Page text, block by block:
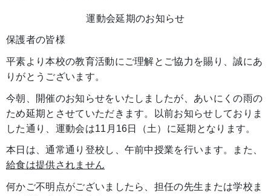
運動会延期のお知らせ
保護者の皆様
平素より本校の教育活動にご理解とご協力を賜り、誠にあ
りがとうございます。
今朝、開催のお知らせをいたしましたが、あいにくの雨の
ため延期とさせていただきます。以前お知らせしておりま
した通り、運動会は11月16日（土）に延期となります。
本日は、通常通り登校し、午前中授業を行います。また、
給食は提供されません
何かご不明点がございましたら、担任の先生または学校ま